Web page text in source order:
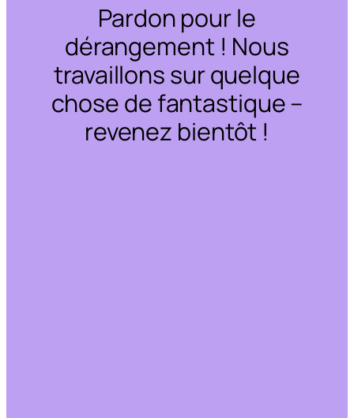
Pardon pour le
dérangement ! Nous
travaillons sur quelque
chose de fantastique –
revenez bientôt !